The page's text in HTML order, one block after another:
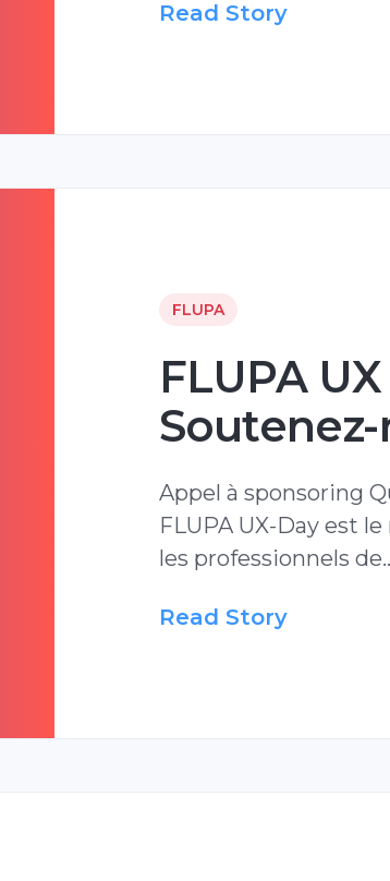
Read Story
FLUPA
FLUPA
Soutenez-
Appel à sponsoring
FLUPA UX-Day est
les professionnels
Read Story